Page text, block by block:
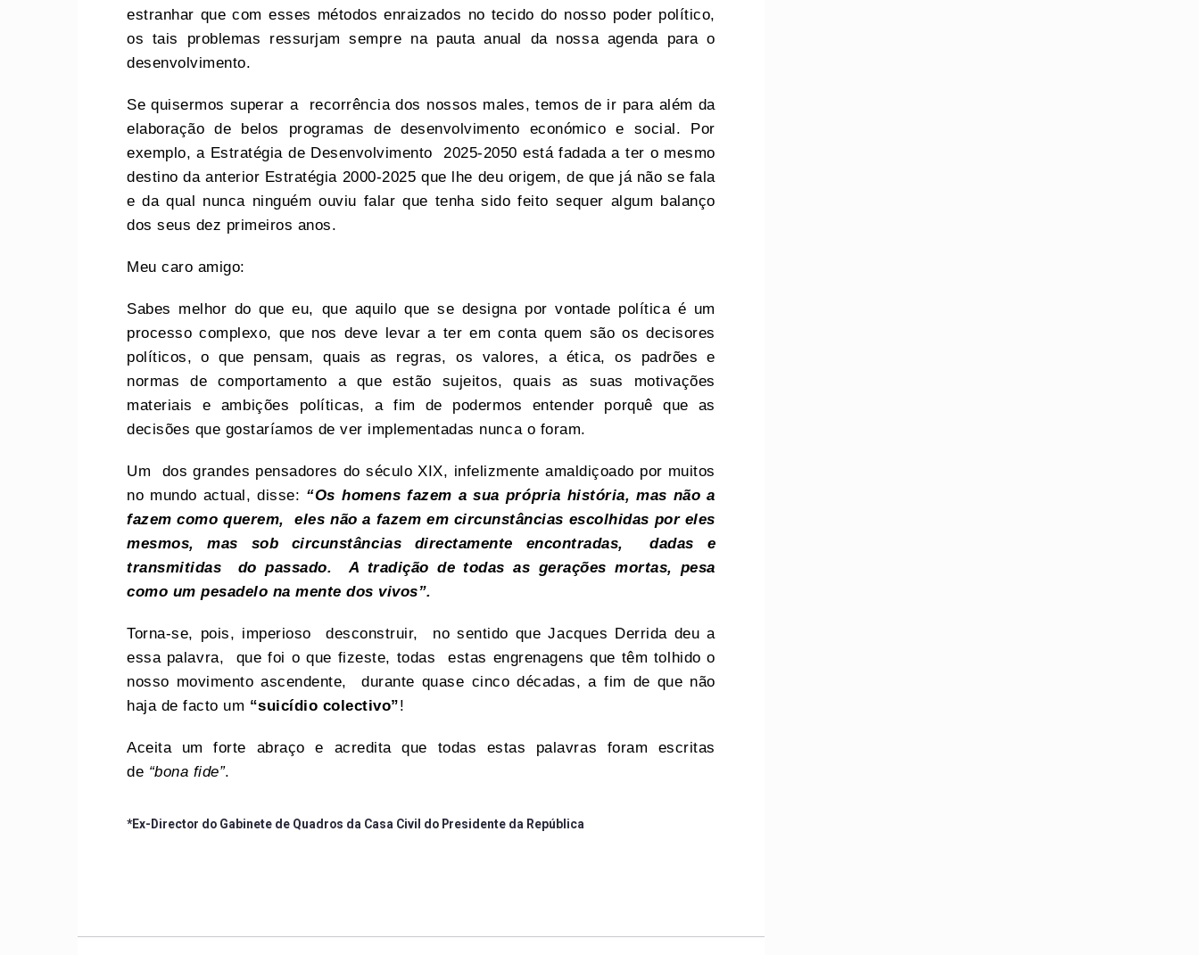
estranhar que com esses métodos enraizados no tecido do nosso poder político,
os tais problemas ressurjam sempre na pauta anual da nossa agenda para o
desenvolvimento.
Se quisermos superar a recorrência dos nossos males, temos de ir para além da
elaboração de belos programas de desenvolvimento económico e social. Por
exemplo, a Estratégia de Desenvolvimento 2025-2050 está fadada a ter o mesmo
destino da anterior Estratégia 2000-2025 que lhe deu origem, de que já não se fala
e da qual nunca ninguém ouviu falar que tenha sido feito sequer algum balanço
dos seus dez primeiros anos.
Meu caro amigo:
Sabes melhor do que eu, que aquilo que se designa por vontade política é um
processo complexo, que nos deve levar a ter em conta quem são os decisores
políticos, o que pensam, quais as regras, os valores, a ética, os padrões e
normas de comportamento a que estão sujeitos, quais as suas motivações
materiais e ambições políticas, a fim de podermos entender porquê que as
decisões que gostaríamos de ver implementadas nunca o foram.
Um dos grandes pensadores do século XIX, infelizmente amaldiçoado por muitos
no mundo actual, disse: “Os homens fazem a sua própria história, mas não a
fazem como querem, eles não a fazem em circunstâncias escolhidas por eles
mesmos,
mas sob
circunstâncias directamente encontradas, dadas e
transmitidas do passado. A tradição de todas as gerações mortas, pesa
como um pesadelo na mente dos vivos”.
Torna-se, pois, imperioso desconstruir, no sentido que Jacques Derrida deu a
essa palavra, que foi o que fizeste, todas estas engrenagens que têm tolhido o
nosso movimento ascendente, durante quase cinco décadas, a fim de que não
haja de facto um “suicídio colectivo”!
Aceita um forte abraço e acredita que todas estas palavras foram escritas
de “bona fide”.
*Ex-Director do Gabinete de Quadros da Casa Civil do Presidente da República